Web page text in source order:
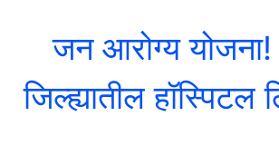
जन आरोग्य योजना!
जिल्ह्यातील हॉस्पिटल